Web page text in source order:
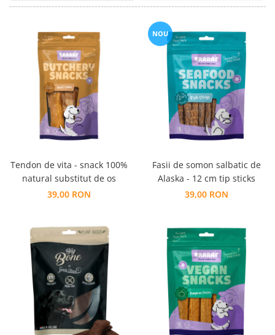
Tendon de vita - snack 100%
natural substitut de os
39,00 RON
NOU
Fasii de somon salbatic de
Alaska - 12 cm tip sticks
39,00 RON